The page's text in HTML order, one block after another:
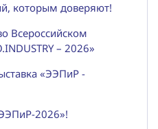
которым доверяют!
Всероссийском
– 2026»
«ЭЭПиР -
2026»!